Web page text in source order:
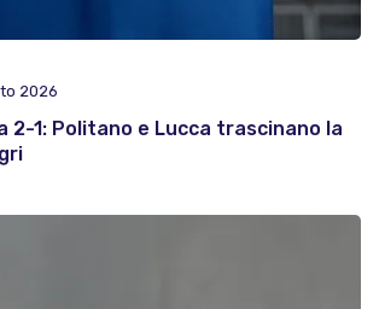
2026
2-1: Politano e Lucca trascinano la